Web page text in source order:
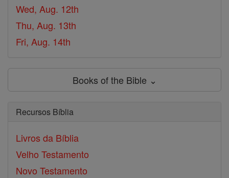
Wed, Aug. 12th
Thu, Aug. 13th
Fri, Aug. 14th
Books of the Bible ⌄
Recursos Bíblia
Livros da Bíblia
Velho Testamento
Novo Testamento